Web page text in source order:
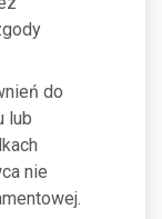
do
lub
nie